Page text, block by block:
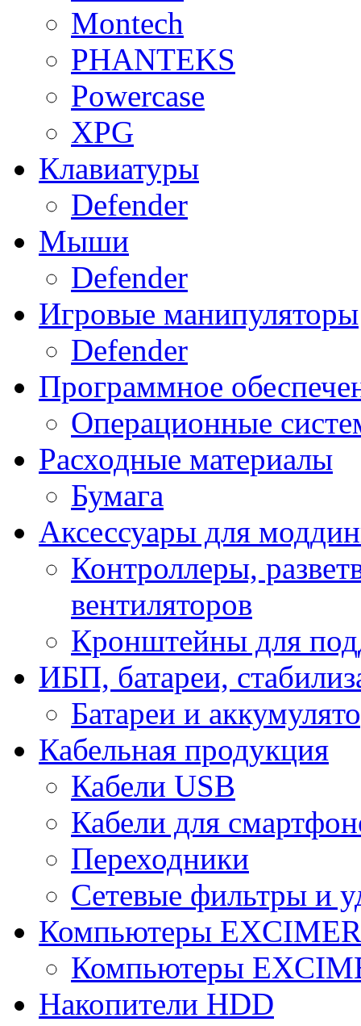
Montech
PHANTEKS
Powercase
XPG
Клавиатуры
Defender
Мыши
Defender
Игровые манипуляторы
Defender
Программное
Операционные
Расходные материалы
Бумага
Аксессуары для
Контроллеры,
вентиляторов
Кронштейны для
ИБП, батареи,
Батареи и
Кабельная продукция
Кабели USB
Кабели для
Переходники
Сетевые фильтры и
Компьютеры
Компьютеры
Накопители HDD